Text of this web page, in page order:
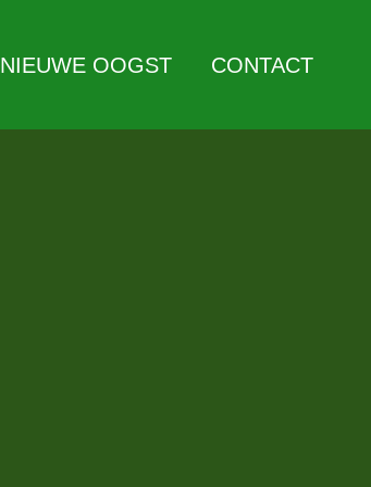
NIEUWE OOGST CONTACT